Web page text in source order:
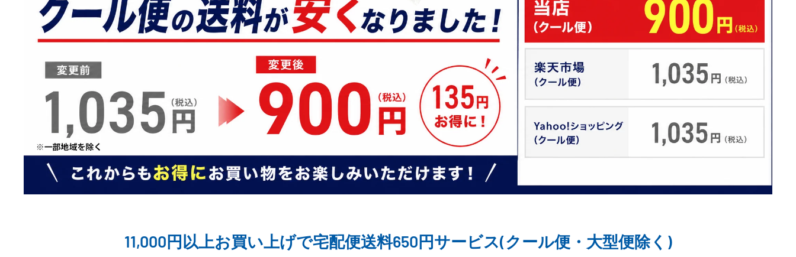
11,000円以上お買い上げで宅配便送料650円サービス(クール便・大型便除く)